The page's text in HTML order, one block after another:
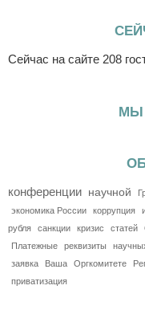
Сейчас на сайте 208
МЫ
конференции научной
экономика России
коррупция
рубля
санкции кризис статей
Платежные
реквизиты
заявка
Ваша Оргкомитете
приватизация